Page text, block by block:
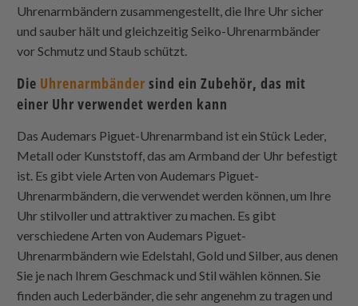
Uhrenarmbändern zusammengestellt, die Ihre Uhr sicher
und sauber hält und gleichzeitig Seiko-Uhrenarmbänder
vor Schmutz und Staub schützt.
Die Uhrenarmbänder sind ein Zubehör, das mit
einer Uhr verwendet werden kann
Das Audemars Piguet-Uhrenarmband ist ein Stück Leder,
Metall oder Kunststoff, das am Armband der Uhr befestigt
ist. Es gibt viele Arten von Audemars Piguet-
Uhrenarmbändern, die verwendet werden können, um Ihre
Uhr stilvoller und attraktiver zu machen. Es gibt
verschiedene Arten von Audemars Piguet-
Uhrenarmbändern wie Edelstahl, Gold und Silber, aus denen
Sie je nach Ihrem Geschmack und Stil wählen können. Sie
finden auch Lederbänder, die sehr angenehm zu tragen und